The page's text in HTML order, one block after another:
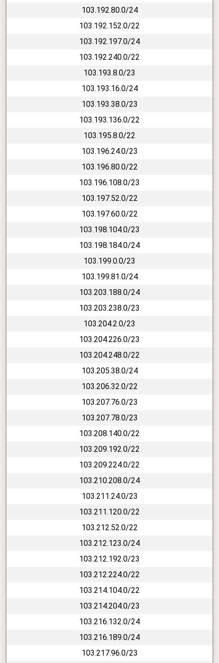
103.192.80.0/24
103.192.152.0/22
103.192.197.0/24
103.192.240.0/22
103.193.8.0/23
103.193.16.0/24
103.193.38.0/23
103.193.136.0/22
103.195.8.0/22
103.196.24.0/23
103.196.80.0/22
103.196.108.0/23
103.197.52.0/22
103.197.60.0/22
103.198.104.0/23
103.198.184.0/24
103.199.0.0/23
103.199.81.0/24
103.203.188.0/24
103.203.238.0/23
103.204.2.0/23
103.204.226.0/23
103.204.248.0/22
103.205.38.0/24
103.206.32.0/22
103.207.76.0/23
103.207.78.0/23
103.208.140.0/22
103.209.192.0/22
103.209.224.0/22
103.210.208.0/24
103.211.24.0/23
103.211.120.0/22
103.212.52.0/22
103.212.123.0/24
103.212.192.0/23
103.212.224.0/22
103.214.104.0/22
103.214.204.0/23
103.216.132.0/24
103.216.189.0/24
103.217.96.0/23